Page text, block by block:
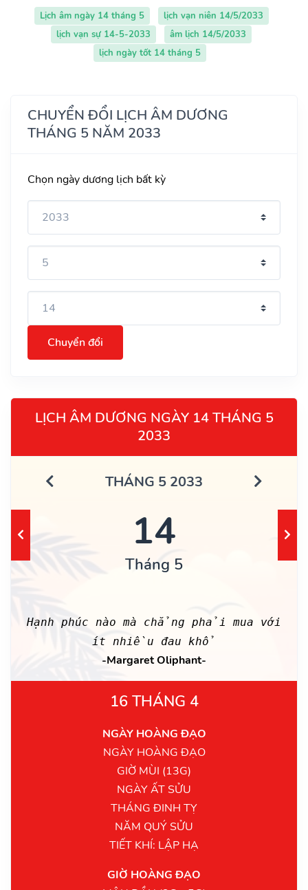
Lịch âm ngày 14 tháng 5
lịch vạn niên 14/5/2033
lịch vạn sự 14-5-2033
âm lịch 14/5/2033
lịch ngày tốt 14 tháng 5
CHUYỂN ĐỔI LỊCH ÂM DƯƠNG
THÁNG 5 NĂM 2033
Chọn ngày dương lịch bất kỳ
Chuyển đổi
LỊCH ÂM DƯƠNG NGÀY 14 THÁNG 5
2033
THÁNG 5 2033
14
Tháng 5
Hạnh phúc nào mà chẳng phải mua với
ít nhiều đau khổ
-Margaret Oliphant-
16 THÁNG 4
NGÀY HOÀNG ĐẠO
NGÀY HOÀNG ĐẠO
GIỜ MÙI (13G)
NGÀY ẤT SỬU
THÁNG ĐINH TỴ
NĂM QUÝ SỬU
TIẾT KHÍ: LẬP HẠ
GIỜ HOÀNG ĐẠO